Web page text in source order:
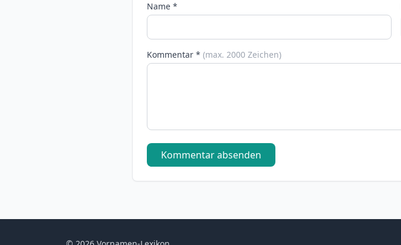
Name *
Kommentar * (max. 2000 Zeichen)
Kommentar absenden